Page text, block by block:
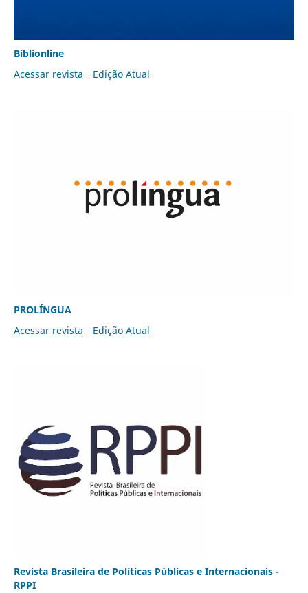
Biblionline
Acessar revista
Edição Atual
PROLÍNGUA
Acessar revista
Edição Atual
Revista Brasileira de Políticas Públicas e Internacionais -
RPPI